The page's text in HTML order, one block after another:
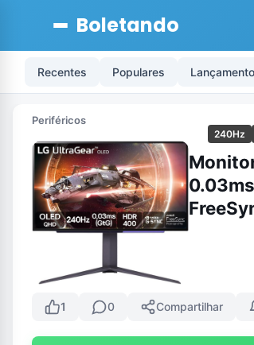
Boletando
Recentes Populares
Periféricos
240Hz
1 0 Compartilhar